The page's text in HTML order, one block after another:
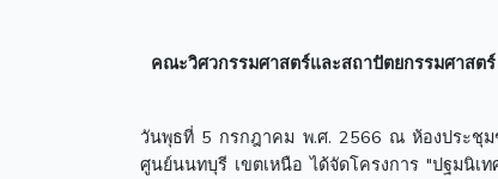
คณะวิศวกรรมศาสตร์และสถาปัตยกรรมศาสตร์
วันพุธที่ 5 กรกฎาคม พ.ศ. 2566 ณ ห้องประชุม
ศูนย์นนทบุรี เขตเหนือ ได้จัดโครงการ "ปฐมนิเ